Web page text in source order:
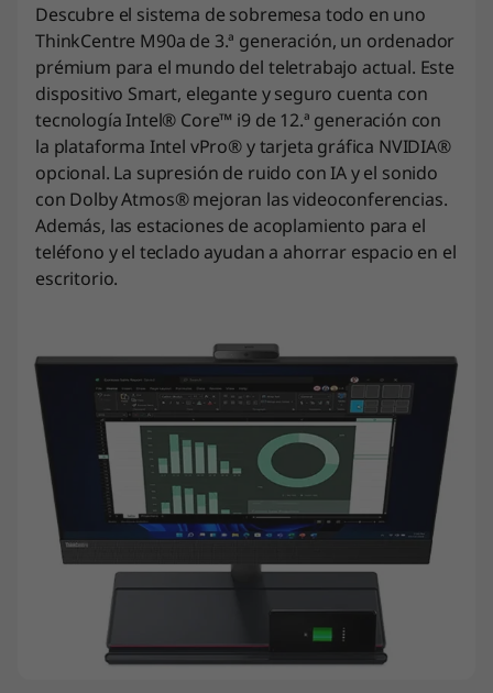
Descubre el sistema de sobremesa todo en uno
ThinkCentre M90a de 3.ª generación, un ordenador
prémium para el mundo del teletrabajo actual. Este
dispositivo Smart, elegante y seguro cuenta con
tecnología Intel® Core™ i9 de 12.ª generación con
la plataforma Intel vPro® y tarjeta gráfica NVIDIA®
opcional. La supresión de ruido con IA y el sonido
con Dolby Atmos® mejoran las videoconferencias.
Además, las estaciones de acoplamiento para el
teléfono y el teclado ayudan a ahorrar espacio en el
escritorio.